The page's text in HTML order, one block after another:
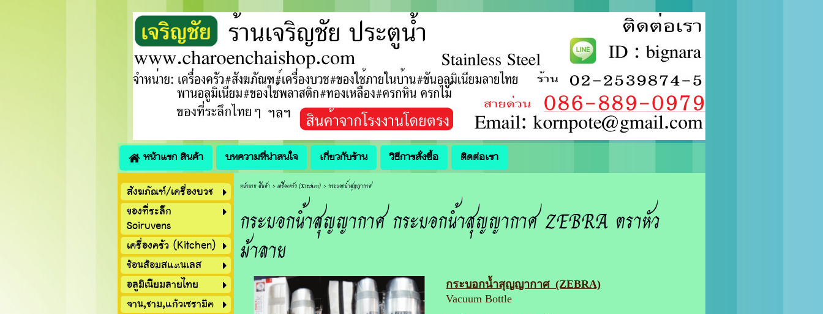
หน้าแรก สินค้า บทความที่น่าสนใจ เกี่ยวกับร้าน วิธีการสั่งซื้อ ติดต่อเรา
สังฆภัณฑ์/เครื่องบวช
ของที่ระลึก
Soiruvens
เครื่องครัว (Kitchen)
ช้อนส้อมสแตนเลส
อลูมิเนียมลายไทย
จาน,ชาม,แก้วเซรามิค
หน้าแรก สินค้า>เครื่องครัว (Kitchen)>กระบอกน้ำสุญญากาศ
กระบอกน้ำสุญญากาศ กระบอกน้ำสุญญากาศ ZEBRA ตราหัว
ม้าลาย
กระบอกน้ำสุญญากาศ (ZEBRA)
Vacuum Bottle